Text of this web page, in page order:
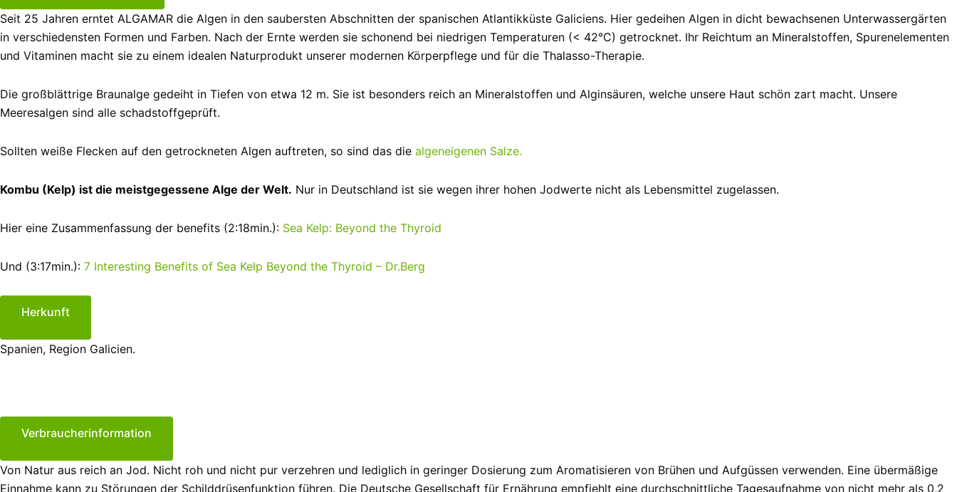
Seit 25 Jahren erntet ALGAMAR die Algen in den saubersten Abschnitten der spanischen Atlantikküste Galiciens. Hier gedeihen Algen in dicht bewachsenen Unterwassergärten
in verschiedensten Formen und Farben. Nach der Ernte werden sie schonend bei niedrigen Temperaturen (< 42°C) getrocknet. Ihr Reich­tum an Mineralstoffen, Spurenelementen
und Vitaminen macht sie zu einem idealen Naturprodukt unserer modernen Körperpflege und für die Thalasso-Therapie.
Die großblättrige Braunalge gedeiht in Tiefen von etwa 12 m. Sie ist besonders reich an Mineralstoffen und Alginsäuren, welche unsere Haut schön zart macht. Unsere
Meeresalgen sind alle schadstoffgeprüft.
Sollten weiße Flecken auf den getrockneten Algen auftreten, so sind das die algeneigenen Salze.
Kombu (Kelp) ist die meistgegessene Alge der Welt. Nur in Deutschland ist sie wegen ihrer hohen Jodwerte nicht als Lebensmittel zugelassen.
Hier eine Zusammenfassung der benefits (2:18min.): Sea Kelp: Beyond the Thyroid
Und (3:17min.): 7 Interesting Benefits of Sea Kelp Beyond the Thyroid – Dr.Berg
Herkunft
Spanien, Region Galicien.
Verbraucherinformation
Von Natur aus reich an Jod. Nicht roh und nicht pur verzehren und lediglich in geringer Dosierung zum Aromatisieren von Brühen und Aufgüssen verwenden. Eine übermäßige
Einnahme kann zu Störungen der Schilddrüsenfunktion führen. Die Deutsche Gesellschaft für Ernährung empfiehlt eine durchschnittliche Tagesaufnahme von nicht mehr als 0,2